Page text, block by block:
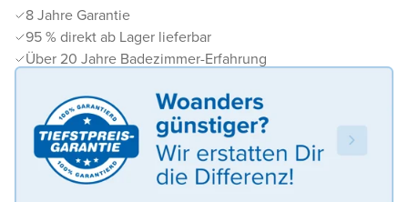
8 Jahre Garantie
95 % direkt ab Lager lieferbar
Über 20 Jahre Badezimmer-Erfahrung